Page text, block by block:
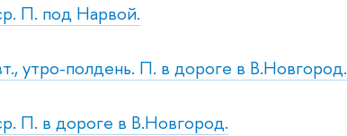
П. под Нарвой.
утро-полдень. П. в дороге в В.Новгород.
П. в дороге в В.Новгород.